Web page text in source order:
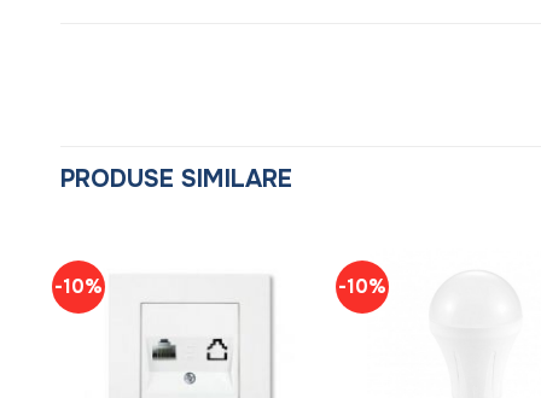
PRODUSE SIMILARE
-10% -10%